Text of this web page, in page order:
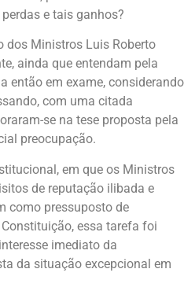
e tais ganhos?
dos Ministros Luis Roberto
ainda que entendam pela
então em exame, considerando
com uma citada
se na tese proposta pela
preocupação.
em que os Ministros
de reputação ilibada e
como pressuposto de
essa tarefa foi
imediato da
da situação excepcional em